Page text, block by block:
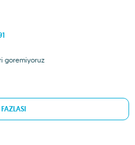
goremiyoruz